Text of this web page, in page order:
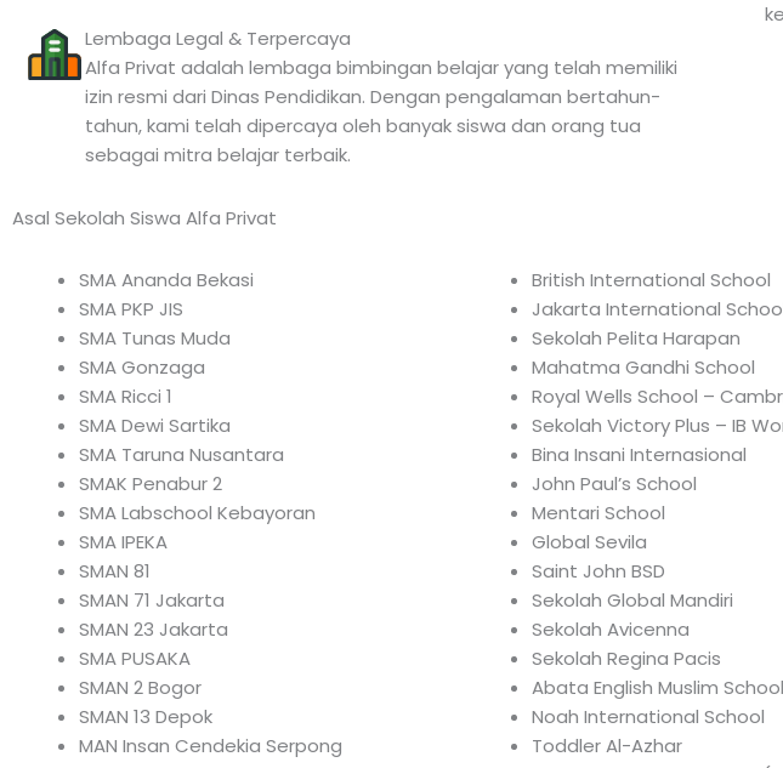
Lembaga Legal & Terpercaya
Alfa Privat adalah lembaga bimbingan belajar yang telah memiliki
izin resmi dari Dinas Pendidikan. Dengan pengalaman bertahun-
tahun, kami telah dipercaya oleh banyak siswa dan orang tua
sebagai mitra belajar terbaik.
Asal Sekolah Siswa Alfa Privat
SMA Ananda Bekasi
SMA PKP JIS
SMA Tunas Muda
SMA Gonzaga
SMA Ricci 1
SMA Dewi Sartika
SMA Taruna Nusantara
SMAK Penabur 2
SMA Labschool Kebayoran
SMA IPEKA
SMAN 81
SMAN 71 Jakarta
SMAN 23 Jakarta
SMA PUSAKA
SMAN 2 Bogor
SMAN 13 Depok
MAN Insan Cendekia Serpong
British International School
Jakarta International
Sekolah Pelita Harapan
Mahatma Gandhi School
Royal Wells School –
Sekolah Victory Plus – IB
Bina Insani Internasional
John Paul’s School
Mentari School
Global Sevila
Saint John BSD
Sekolah Global Mandiri
Sekolah Avicenna
Sekolah Regina Pacis
Abata English Muslim School
Noah International School
Toddler Al-Azhar